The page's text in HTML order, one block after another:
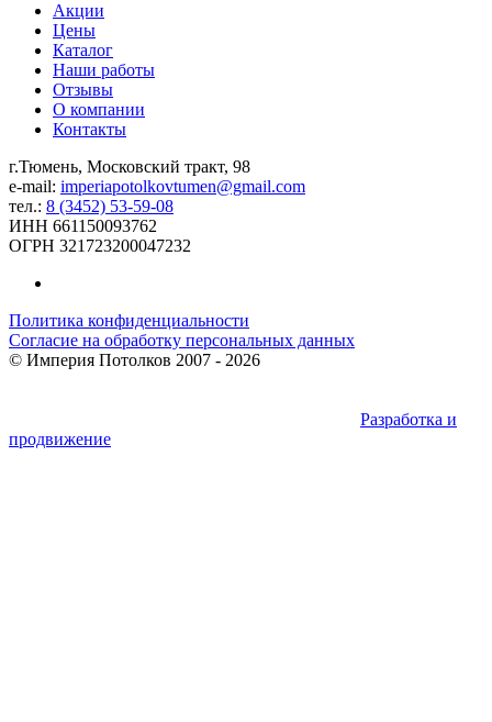
Акции
Цены
Каталог
Наши работы
Отзывы
О компании
Контакты
г.Тюмень, Московский тракт, 98
e-mail: imperiapotolkovtumen@gmail.com
тел.: 8 (3452) 53-59-08
ИНН 661150093762
ОГРН 321723200047232
Политика конфиденциальности
Согласие на обработку персональных данных
© Империя Потолков 2007 - 2026
Разработка и
продвижение